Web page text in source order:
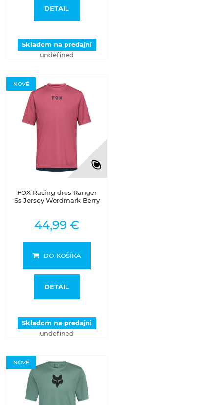
DETAIL
Skladom na predajni
undefined
NOVÉ
FOX Racing dres Ranger
Ss Jersey Wordmark Berry
44,99 €
DO KOŠÍKA
DETAIL
Skladom na predajni
undefined
NOVÉ